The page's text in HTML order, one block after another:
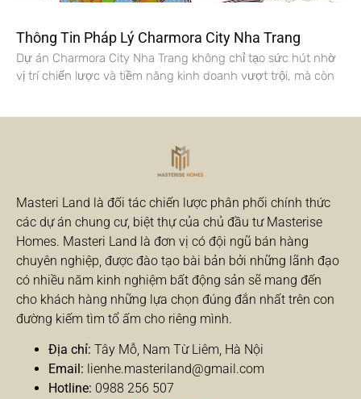
Thông Tin Pháp Lý Charmora City Nha Trang
Dự án Charmora City Nha Trang không chỉ tạo sức hút nhờ
vị trí chiến lược và tiềm năng kinh doanh vượt trội, mà còn
Masteri Land là đối tác chiến lược phân phối chính thức
các dự án chung cư, biệt thự của chủ đầu tư Masterise
Homes. Masteri Land là đơn vị có đội ngũ bán hàng
chuyên nghiệp, được đào tạo bài bản bởi những lãnh đạo
có nhiều năm kinh nghiệm bất động sản sẽ mang đến
cho khách hàng những lựa chọn đúng đắn nhất trên con
đường kiếm tìm tổ ấm cho riêng mình.
Địa chỉ: Tây Mỗ, Nam Từ Liêm, Hà Nội
Email: lienhe.masteriland@gmail.com
Hotline: 0988 256 507